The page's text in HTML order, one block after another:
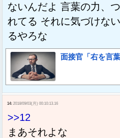
ないんだよ 言葉の力、
れてる それに気づけな
るやろな
面接官「右を言
14: 2018/09/03(月) 00:10:13.16
>>12
まあそれよな